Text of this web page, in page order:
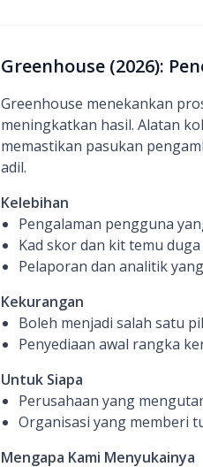
Greenhouse (2026):
Greenhouse menekankan
meningkatkan hasil. Alatan
memastikan pasukan
adil.
Kelebihan
Pengalaman pengguna
Kad skor dan kit temu
Pelaporan dan analitik
Kekurangan
Boleh menjadi salah satu
Penyediaan awal rangka
Untuk Siapa
Perusahaan yang
Organisasi yang memberi
Mengapa Kami Menyukainya